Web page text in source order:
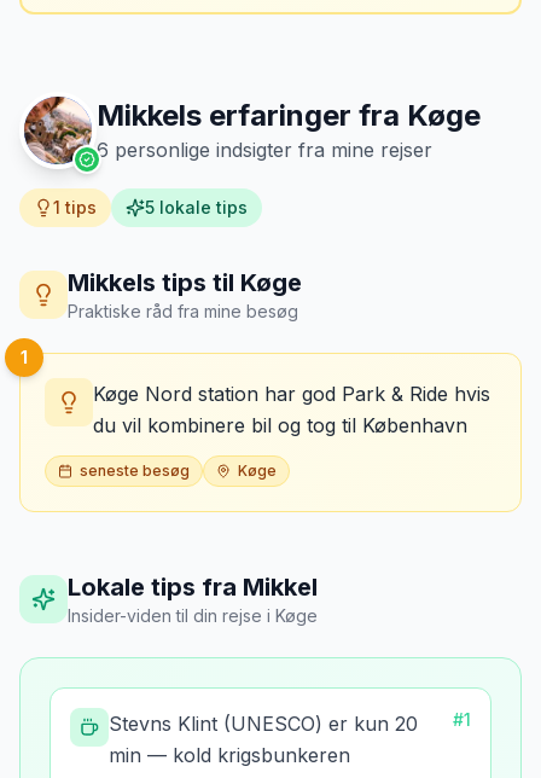
Mikkels erfaringer fra Køge
6 personlige indsigter fra mine rejser
1 tips 5 lokale tips
Mikkels tips til Køge
Praktiske råd fra mine besøg
1
Køge Nord station har god Park & Ride hvis
du vil kombinere bil og tog til København
seneste besøg Køge
Lokale tips fra Mikkel
Insider-viden til din rejse i Køge
Stevns Klint (UNESCO) er kun 20
min — kold krigsbunkeren
#1